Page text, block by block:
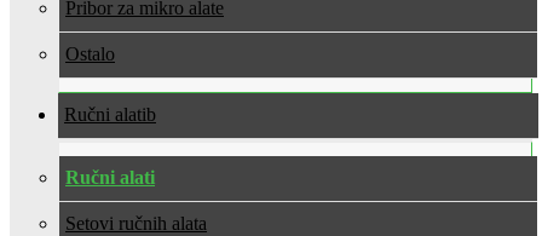
Pribor za mikro alate
Ostalo
Ručni alati
Ručni alati
Setovi ručnih alata